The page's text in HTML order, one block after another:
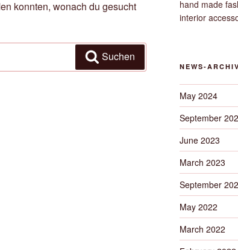
konnten, wonach du gesucht
Suchen
hand made
interior
NEWS-
May 2024
September
June 2023
March 2023
September
May 2022
March 2022